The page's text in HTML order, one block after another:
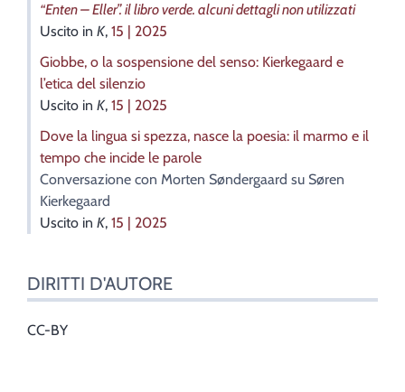
“Enten – Eller”. il libro verde. alcuni dettagli non utilizzati
Uscito in K, 15 | 2025
Giobbe, o la sospensione del senso: Kierkegaard e
l’etica del silenzio
Uscito in K, 15 | 2025
Dove la lingua si spezza, nasce la poesia: il marmo e il
tempo che incide le parole
Conversazione con Morten Søndergaard su Søren
Kierkegaard
Uscito in K, 15 | 2025
DIRITTI D'AUTORE
CC-BY